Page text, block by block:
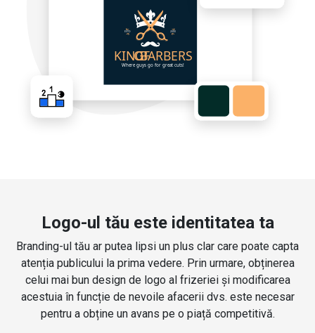
Logo-ul tău este identitatea ta
Branding-ul tău ar putea lipsi un plus clar care poate capta
atenția publicului la prima vedere. Prin urmare, obținerea
celui mai bun design de logo al frizeriei și modificarea
acestuia în funcție de nevoile afacerii dvs. este necesar
pentru a obține un avans pe o piață competitivă.